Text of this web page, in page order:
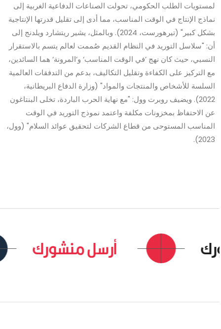
لمستويات الطلب الحكومي، تحولت الصناعات الدفاعية الغربية إلى
نماذج الإنتاج في الوقت المناسب، مما أدى إلى تقليل قدرتها الإنتاجية
بشكل كبير" (تيرهورست، 2024). وبالمثل، يشير ريتشارد ويلدنج إلى
أن: "سلاسل التوريد في النظام القديم صُممت لعالم يتسم بالاستقرار
النسبي، حيث كان نهج ’في الوقت المناسب‘ و’المرونة‘ هما السائدين،
مع التركيز على الكفاءة وتقليل التكاليف، بدعم من التدفقات العالمية
السلسة للأشخاص والمنتجات والمواد" (وزارة الدفاع البريطانية،
2022). ويضيف روبرت وول: "مع نهاية الحرب الباردة، تخلى البنتاغون
عن الاحتفاظ بمخزونات مكلفة واعتمد نموذج التوريد في الوقت
المناسب المستوحى من قطاع الشركات لتحقيق عوائد السلام" (وول،
2023).
أرسل منشورك